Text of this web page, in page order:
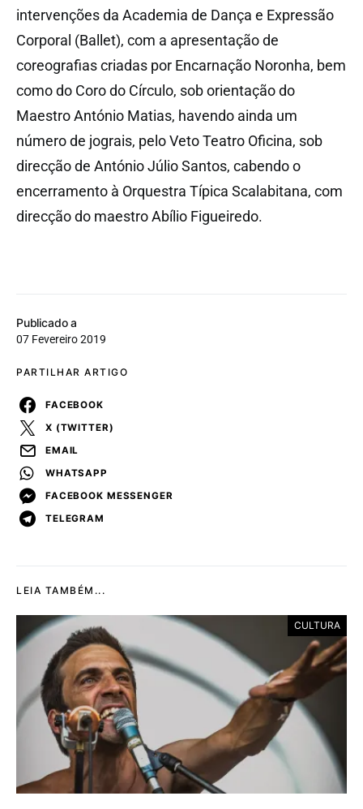
Publicado a
07 Fevereiro 2019
PARTILHAR ARTIGO
FACEBOOK
X (TWITTER)
EMAIL
WHATSAPP
FACEBOOK MESSENGER
TELEGRAM
intervenções da Academia de Dança e Expressão
Corporal (Ballet), com a apresentação de
coreografias criadas por Encarnação Noronha, bem
como do Coro do Círculo, sob orientação do
Maestro António Matias, havendo ainda um
número de jograis, pelo Veto Teatro Oficina, sob
direcção de António Júlio Santos, cabendo o
encerramento à Orquestra Típica Scalabitana, com
direcção do maestro Abílio Figueiredo.
LEIA TAMBÉM...
CULTURA